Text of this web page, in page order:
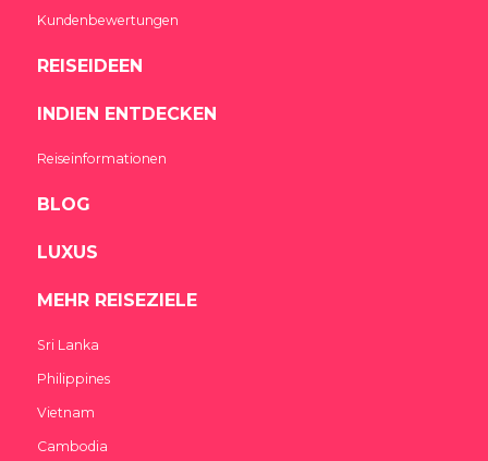
Kundenbewertungen
REISEIDEEN
INDIEN ENTDECKEN
Reiseinformationen
BLOG
LUXUS
MEHR REISEZIELE
Sri Lanka
Philippines
Vietnam
Cambodia